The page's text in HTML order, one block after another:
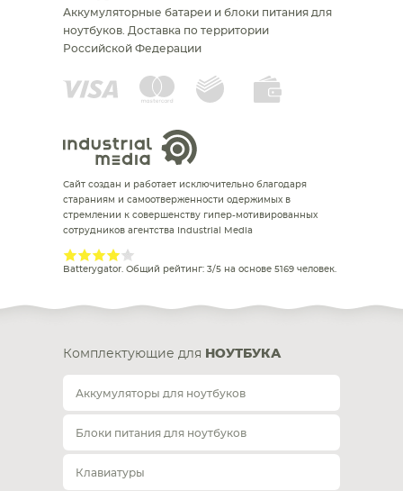
Аккумуляторные батареи и блоки питания для
ноутбуков. Доставка по территории
Российской Федерации
Сайт создан и работает исключительно благодаря
стараниям и самоотверженности одержимых в
стремлении к совершенству гипер-мотивированных
сотрудников агентства Industrial Media
Batterygator. Общий рейтинг: 3/5 на основе 5169 человек.
Комплектующие для НОУТБУКА
Аккумуляторы для ноутбуков
Блоки питания для ноутбуков
Клавиатуры